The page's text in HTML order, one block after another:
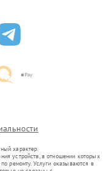
характер.
устройств, в отношении которых
ремонту. Услуги оказываются в